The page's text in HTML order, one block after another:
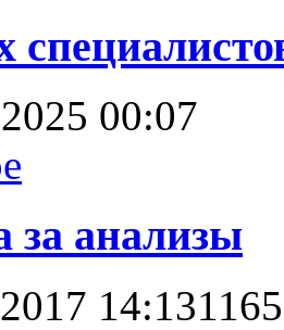
00:07
за анализы
14:13